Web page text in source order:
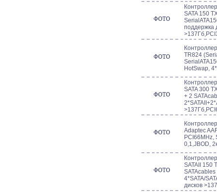
SATA 150
поддержка
TR824
HotSwap,
SATA 300
+ 2
Adaptec
PCI66MHz,
0,1,JBOD,
SATAII 150
SATAcables
4*SATA/
дисков